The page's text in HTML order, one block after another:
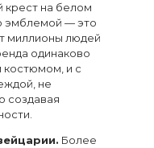
на белом
эмблемой — это
миллионы людей
одинаково
костюмом, и с
не
создавая
Более